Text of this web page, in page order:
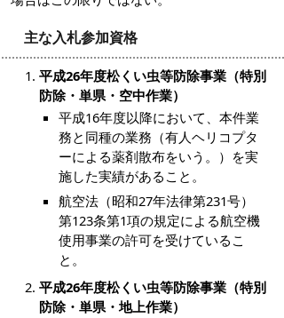
主な入札参加資格
平成26年度松くい虫等防除事業（特別
防除・単県・空中作業）
平成16年度以降において、本件業
務と同種の業務（有人ヘリコプタ
ーによる薬剤散布をいう。）を実
施した実績があること。
航空法（昭和27年法律第231号）
第123条第1項の規定による航空機
使用事業の許可を受けているこ
と。
平成26年度松くい虫等防除事業（特別
防除・単県・地上作業）